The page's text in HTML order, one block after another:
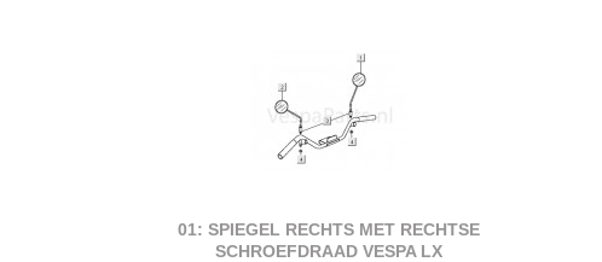
01: SPIEGEL RECHTS MET RECHTSE
SCHROEFDRAAD VESPA LX